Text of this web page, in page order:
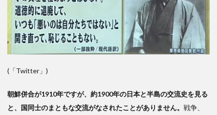
(「Twitter」)
朝鮮併合が1910年ですが、約1900年の日本と半島の交流史を見る
と、国同士のまともな交流がなされたことがありません。 戦争、